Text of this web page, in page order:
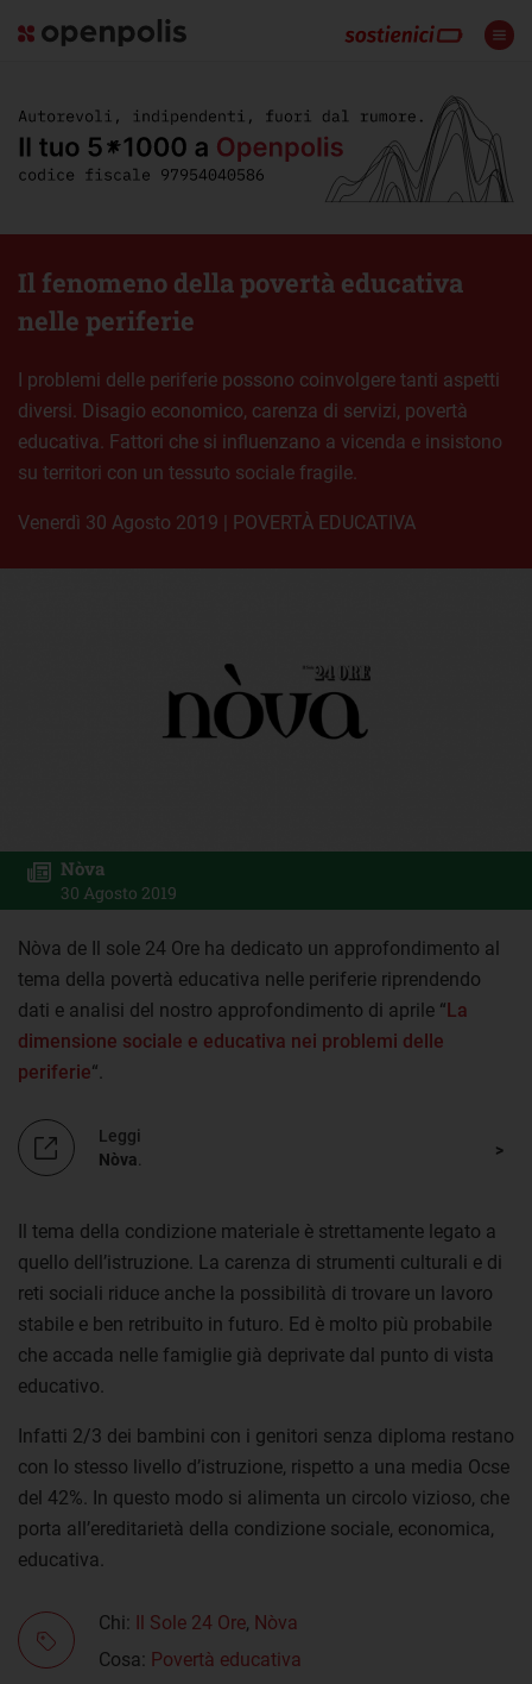
Il fenomeno della povertà educativa
nelle periferie
I problemi delle periferie possono coinvolgere tanti aspetti
diversi. Disagio economico, carenza di servizi, povertà
educativa. Fattori che si influenzano a vicenda e insistono
su territori con un tessuto sociale fragile.
venerdì 30 Agosto 2019 | POVERTÀ EDUCATIVA
Nòva
30 Agosto 2019
Nòva de Il sole 24 Ore ha dedicato un approfondimento al
tema della povertà educativa nelle periferie riprendendo
dati e analisi del nostro approfondimento di aprile “La
dimensione sociale e educativa nei problemi delle
periferie“.
Leggi
Nòva
Il tema della condizione materiale è strettamente legato a
quello dell’istruzione. La carenza di strumenti culturali e di
reti sociali riduce anche la possibilità di trovare un lavoro
stabile e ben retribuito in futuro. Ed è molto più probabile
che accada nelle famiglie già deprivate dal punto di vista
educativo.
Infatti 2/3 dei bambini con i genitori senza diploma restano
con lo stesso livello d’istruzione, rispetto a una media Ocse
del 42%. In questo modo si alimenta un circolo vizioso, che
porta all’ereditarietà della condizione sociale, economica,
educativa.
Chi: Il Sole 24 Ore, Nòva
Cosa: Povertà educativa